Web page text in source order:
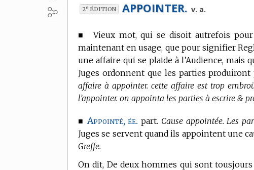
2e ÉDITION APPOINTER. v. a.
■Vieux mot, qui se disoit autrefois
maintenant en usage, que pour signifier
une affaire qui se plaide à l’Audience, mais
Juges ordonnent que les parties
affaire à appointer. cette affaire est trop
l’appointer. on appointa les parties à escrire &
■ Appointé, ée. part. Cause appointée. Les
Juges se servent quand ils appointent une
Greffe.
On dit, De deux hommes qui sont tousjours